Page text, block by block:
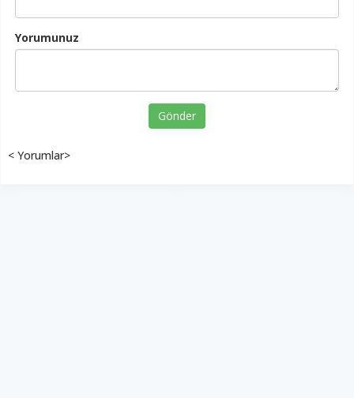
Yorumunuz
Gönder
< Yorumlar>